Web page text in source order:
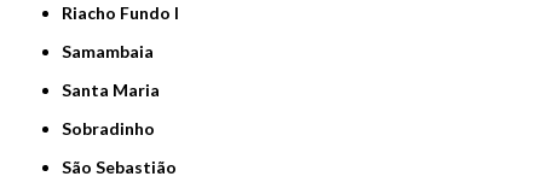
Riacho Fundo I
Samambaia
Santa Maria
Sobradinho
São Sebastião